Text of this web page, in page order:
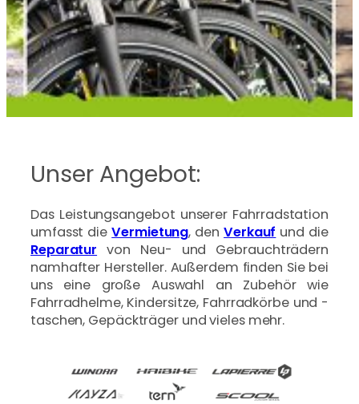
Unser Angebot:
Das Leistungsangebot unserer Fahrradstation
umfasst dieVermietung, denVerkauf und die
Reparatur von Neu- und Gebrauchträdern
namhafter Hersteller. Außerdem finden Sie bei
uns eine große Auswahl an Zubehör wie
Fahrradhelme, Kindersitze, Fahrradkörbe und -
taschen, Gepäckträger und vieles mehr.